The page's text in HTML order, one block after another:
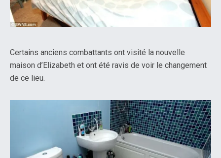
Certains anciens combattants ont visité la nouvelle
maison d’Elizabeth et ont été ravis de voir le changement
de ce lieu.